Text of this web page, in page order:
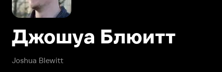
Joshua Blewitt
Джошуа Блюитт